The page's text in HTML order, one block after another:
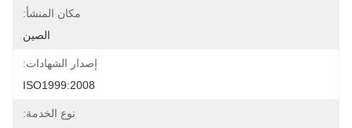
مكان المنشأ:
الصين
إصدار الشهادات:
ISO1999:2008
نوع الخدمة: